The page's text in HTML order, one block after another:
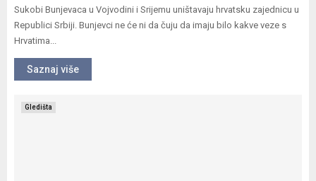
Sukobi Bunjevaca u Vojvodini i Srijemu uništavaju hrvatsku zajednicu u
Republici Srbiji. Bunjevci ne će ni da čuju da imaju bilo kakve veze s
Hrvatima...
Saznaj više
Gledišta